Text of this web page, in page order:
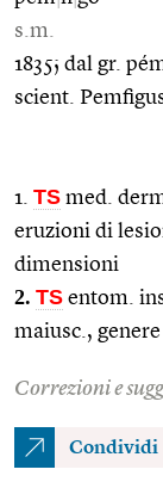
s.m.
1835; dal gr.
scient.
1. TS med.
eruzioni di
dimensioni
2. TS entom.
maiusc.,
Correzioni e
Condividi